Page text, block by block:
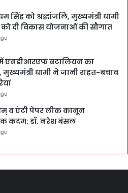
सिंह को श्रद्धांजलि, मुख्यमंत्री धामी
को दी विकास योजनाओं की सौगात
एनडीआरएफ बटालियन का
मुख्यमंत्री धामी ने जानी राहत-बचाव
व एंटी पेपर लीक कानून
कदम: डॉ. नरेश बंसल